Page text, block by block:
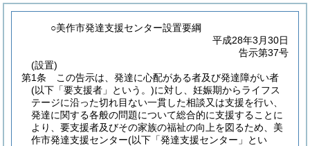
○美作市発達支援センター設置要綱
平成28年3月30日
告示第37号
(設置)
第1条
この告示は、発達に心配がある者及び発達障がい者
(以下「要支援者」という。)に対し、妊娠期からライフス
テージに沿った切れ目ない一貫した相談又は支援を行い、
発達に関する各般の問題について総合的に支援することに
より、要支援者及びその家族の福祉の向上を図るため、美
作市発達支援センター(以下「発達支援センター」とい